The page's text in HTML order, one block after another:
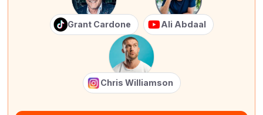
Grant Cardone Ali Abdaal
Chris Williamson